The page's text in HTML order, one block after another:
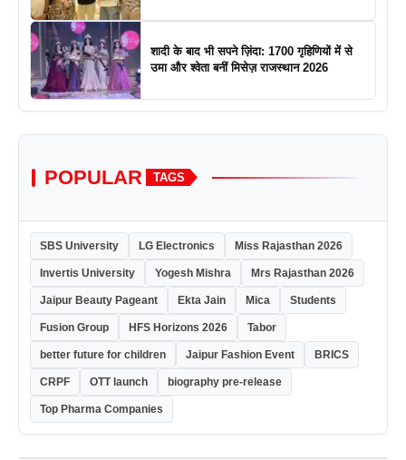
शादी के बाद भी सपने ज़िंदा: 1700 गृहिणियों में से
उमा और श्वेता बनीं मिसेज़ राजस्थान 2026
POPULAR TAGS
SBS University LG Electronics Miss Rajasthan 2026
Invertis University Yogesh Mishra Mrs Rajasthan 2026
Jaipur Beauty Pageant Ekta Jain Mica Students
Fusion Group HFS Horizons 2026 Tabor
better future for children Jaipur Fashion Event BRICS
CRPF OTT launch biography pre-release
Top Pharma Companies